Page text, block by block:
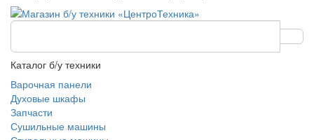
Каталог б/у техники
Варочная панели
Духовые шкафы
Запчасти
Сушильные машины